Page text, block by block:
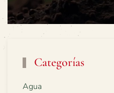
Categorías
Agua